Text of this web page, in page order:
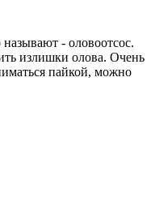
- оловоотсос.
излишки олова. Очень
пайкой, можно